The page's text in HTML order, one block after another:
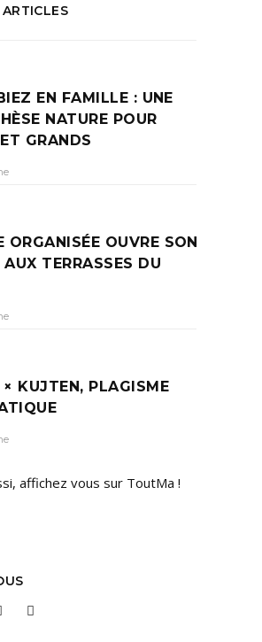
EN FAMILLE : UNE
NATURE POUR
GRANDS
ORGANISÉE OUVRE SON
TERRASSES DU
× KUJTEN, PLAGISME
affichez vous sur ToutMa !